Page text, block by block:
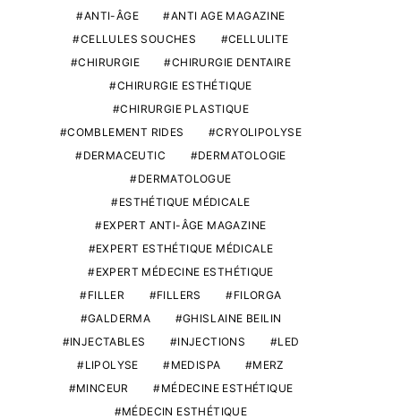
ANTI-ÂGE
ANTI AGE MAGAZINE
CELLULES SOUCHES
CELLULITE
CHIRURGIE
CHIRURGIE DENTAIRE
CHIRURGIE ESTHÉTIQUE
CHIRURGIE PLASTIQUE
COMBLEMENT RIDES
CRYOLIPOLYSE
DERMACEUTIC
DERMATOLOGIE
DERMATOLOGUE
ESTHÉTIQUE MÉDICALE
EXPERT ANTI-ÂGE MAGAZINE
EXPERT ESTHÉTIQUE MÉDICALE
EXPERT MÉDECINE ESTHÉTIQUE
FILLER
FILLERS
FILORGA
GALDERMA
GHISLAINE BEILIN
INJECTABLES
INJECTIONS
LED
LIPOLYSE
MEDISPA
MERZ
MINCEUR
MÉDECINE ESTHÉTIQUE
MÉDECIN ESTHÉTIQUE